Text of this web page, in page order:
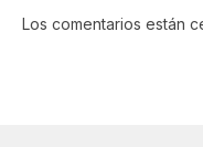
Los comentarios están